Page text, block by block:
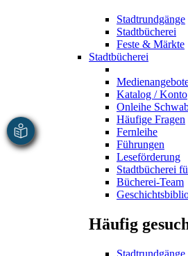
Stadtrundgänge
Stadtbücherei
Feste & Märkte
Stadtbücherei
Katalog / Konto
Onleihe
Häufige Fragen
Fernleihe
Führungen
Leseförderung
Stadtbücherei
Bücherei-Team
Häufig
Stadtrundgänge